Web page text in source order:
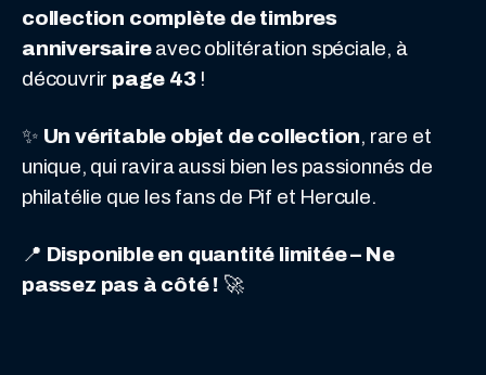
–
Une
Édition
Incontournable
!
🎉
collection complète de timbres
anniversaireavec oblitération spéciale, à
découvrir page 43!
✨ Un véritable objet de collection, rare et
unique, qui ravira aussi bien les passionnés de
philatélie que les fans de Pif et Hercule.
📍 Disponible en quantité limitée – Ne
passez pas à côté ! 🚀